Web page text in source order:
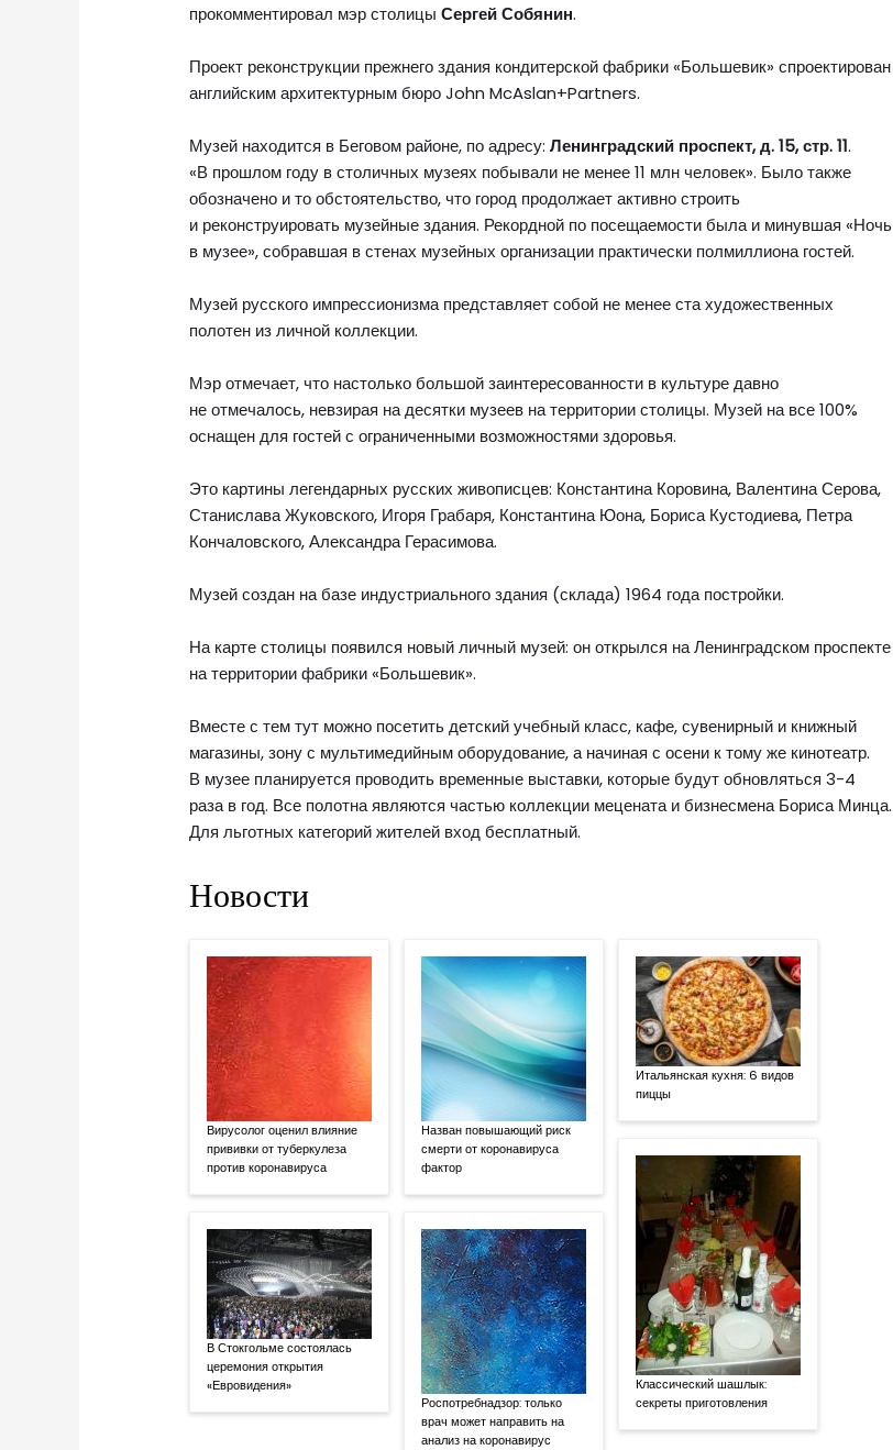
прокомментировал мэр столицыСергей Собянин.
Проект реконструкции прежнего здания кондитерской фабрики «Большевик» спроектирован
английским архитектурным бюро John McAslan+Partners.
Музей находится в Беговом районе, по адресу:Ленинградский проспект, д. 15, стр. 11.
«В прошлом году в столичных музеях побывали не менее 11 млн человек». Было также
обозначено и то обстоятельство, что город продолжает активно строить
и реконструировать музейные здания. Рекордной по посещаемости была и минувшая «Ночь
в музее», собравшая в стенах музейных организации практически полмиллиона гостей.
Музей русского импрессионизма представляет собой не менее ста художественных
полотен из личной коллекции.
Мэр отмечает, что настолько большой заинтересованности в культуре давно
не отмечалось, невзирая на десятки музеев на территории столицы. Музей на все 100%
оснащен для гостей с ограниченными возможностями здоровья.
Это картины легендарных русских живописцев: Константина Коровина, Валентина Серова,
Станислава Жуковского, Игоря Грабаря, Константина Юона, Бориса Кустодиева, Петра
Кончаловского, Александра Герасимова.
Музей создан на базе индустриального здания (склада) 1964 года постройки.
На карте столицы появился новый личный музей: он открылся на Ленинградском проспекте
на территории фабрики «Большевик».
Вместе с тем тут можно посетить детский учебный класс, кафе, сувенирный и книжный
магазины, зону с мультимедийным оборудование, а начиная с осени к тому же кинотеатр.
В музее планируется проводить временные выставки, которые будут обновляться 3-4
раза в год. Все полотна являются частью коллекции мецената и бизнесмена Бориса Минца.
Для льготных категорий жителей вход бесплатный.
Новости
Вирусолог оценил влияние
прививки от туберкулеза
против коронавируса
В Стокгольме состоялась
церемония открытия
«Евровидения»
Назван повышающий риск
смерти от коронавируса
фактор
Роспотребнадзор: только
врач может направить на
анализ на коронавирус
Итальянская кухня: 6 видов
пиццы
Классический шашлык:
секреты приготовления